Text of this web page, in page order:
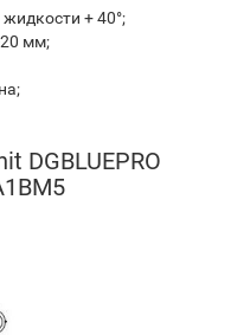
+ 40°;
мм;
DGBLUEPRO